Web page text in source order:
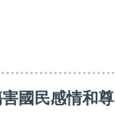
國民感情和尊